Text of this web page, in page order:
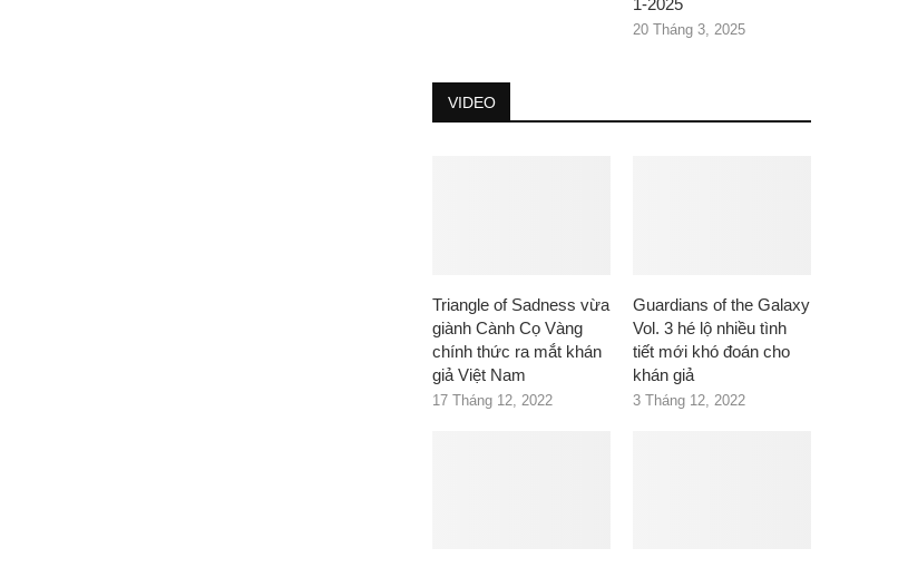
1-2025
20 Tháng 3, 2025
VIDEO
Triangle of Sadness vừa
giành Cành Cọ Vàng
chính thức ra mắt khán
giả Việt Nam
17 Tháng 12, 2022
Guardians of the Galaxy
Vol. 3 hé lộ nhiều tình
tiết mới khó đoán cho
khán giả
3 Tháng 12, 2022